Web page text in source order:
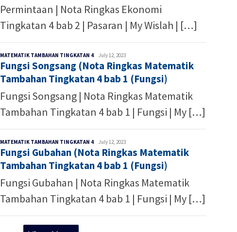
Permintaan | Nota Ringkas Ekonomi
Tingkatan 4 bab 2 | Pasaran | My Wislah | […]
MATEMATIK TAMBAHAN TINGKATAN 4Ibnu
Hafiz
July 12, 2023
Fungsi Songsang (Nota Ringkas Matematik
Tambahan Tingkatan 4 bab 1 (Fungsi)
Fungsi Songsang | Nota Ringkas Matematik
Tambahan Tingkatan 4 bab 1 | Fungsi | My […]
MATEMATIK TAMBAHAN TINGKATAN 4Ibnu
Hafiz
July 12, 2023
Fungsi Gubahan (Nota Ringkas Matematik
Tambahan Tingkatan 4 bab 1 (Fungsi)
Fungsi Gubahan | Nota Ringkas Matematik
Tambahan Tingkatan 4 bab 1 | Fungsi | My […]